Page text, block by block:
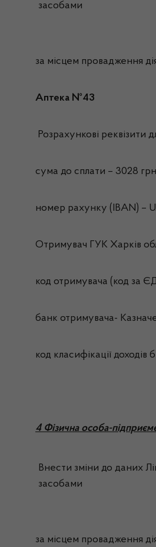
засобами
за місцем провадження
Аптека №43
Розрахункові реквізити
сума до сплати – 3028
номер рахунку (IBAN) –
Отримувач ГУК Харків
код отримувача (код за
банк отримувача-
код класифікації
4 Фізична особа-
Внести зміни до даних
засобами
за місцем провадження